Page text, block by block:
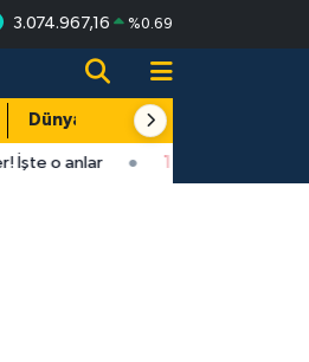
3.074.967,16 %0.69
Dünya Resmi Reklamlar
14:44 Antalya'da şaşırtan tesadüf: